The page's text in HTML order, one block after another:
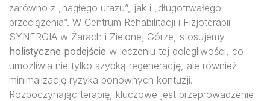
zarówno z „nagłego urazu”, jak i „długotrwałego
przeciążenia”. W Centrum Rehabilitacji i Fizjoterapii
SYNERGIA w Żarach i Zielonej Górze, stosujemy
holistyczne podejście w leczeniu tej dolegliwości, co
umożliwia nie tylko szybką regenerację, ale również
minimalizację ryzyka ponownych kontuzji.
Rozpoczynając terapię, kluczowe jest przeprowadzenie